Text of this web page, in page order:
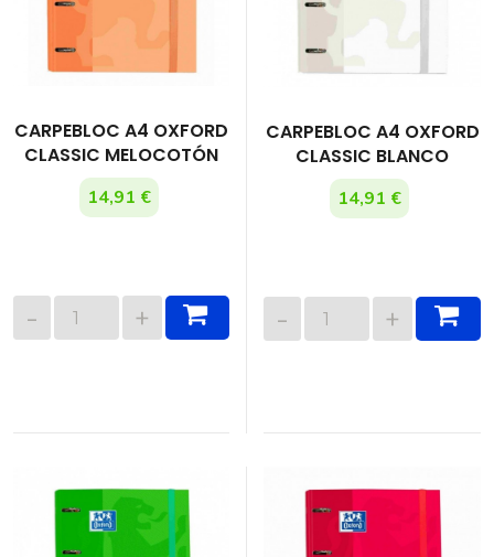
CARPEBLOC A4 OXFORD
CLASSIC MELOCOTÓN
14,91 €
CARPEBLOC A4 OXFORD
CLASSIC BLANCO
14,91 €